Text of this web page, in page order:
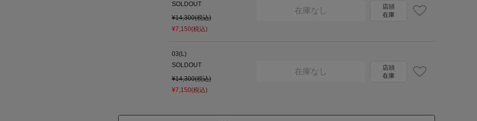
SOLDOUT
¥14,300(税込)
¥7,150(税込)
在庫なし
店頭
在庫
03(L)
SOLDOUT
¥14,300(税込)
¥7,150(税込)
在庫なし
店頭
在庫